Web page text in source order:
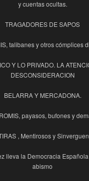
y cuentas ocultas.
TRAGADORES DE SAPOS
talibanes y otros cómplices
Y LO PRIVADO. LA
DESCONSIDERACION
BELARRA Y MERCADONA.
payasos, bufones y
, Mentirosos y
lleva la Democracia
abismo